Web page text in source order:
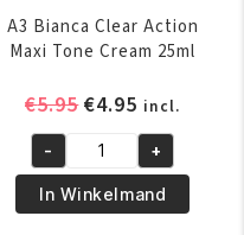
A3 Bianca Clear Action
Maxi Tone Cream 25ml
€5.95
was:
€5.95.
€4.95 Huidige
prijs
is:
€4.95.
incl.
A3
Bianca
Clear
- +
In Winkelmand